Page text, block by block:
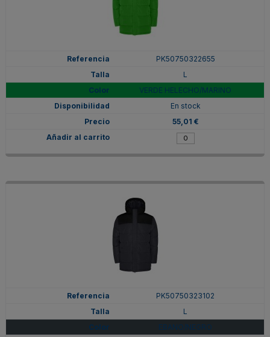
PK50750322655
L
VERDE HELECHO/MARINO
En stock
55,01 €
PK50750323102
L
EBANO/NEGRO